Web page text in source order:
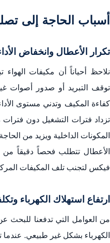
أسباب الحاجة إلى
تكرار الأعطال وانخفاض
نلاحظ أحياناً أن مكيفات
توقف التبريد أو صدور أصوات
كفاءة المكيف وتدني مستوى
تزداد فترات التشغيل دون
المكونات الداخلية ويزيد من
الأعطال تتطلب فحصاً دقيقاً
فيكس لتجنب تلف المكيفات
ارتفاع استهلاك الكهرباء
من العوامل التي تدفعنا للبحث
الكهرباء بشكل غير طبيعي. عندما